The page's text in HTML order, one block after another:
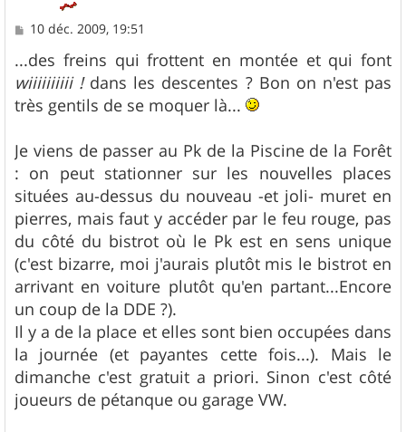
M
s
s
a
g
e
10 déc. 2009, 19:51
...des freins qui frottent en montée et qui font
wiiiiiiiiii !dans les descentes ? Bon on n'est pas
très gentils de se moquer là...
Je viens de passer au Pk de la Piscine de la Forêt
: on peut stationner sur les nouvelles places
situées au-dessus du nouveau -et joli- muret en
pierres, mais faut y accéder par le feu rouge, pas
du côté du bistrot où le Pk est en sens unique
(c'est bizarre, moi j'aurais plutôt mis le bistrot en
arrivant en voiture plutôt qu'en partant...Encore
un coup de la DDE ?).
Il y a de la place et elles sont bien occupées dans
la journée (et payantes cette fois...). Mais le
dimanche c'est gratuit a priori. Sinon c'est côté
joueurs de pétanque ou garage VW.